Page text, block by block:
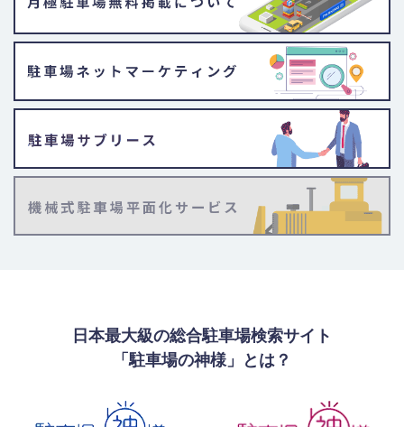
日本最大級の総合駐車場検索サイト
「駐車場の神様」とは？